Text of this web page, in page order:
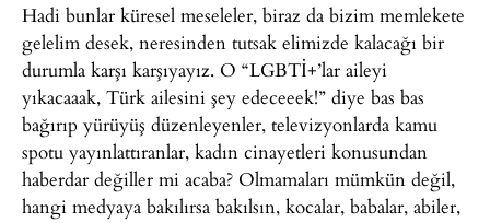
Hadi bunlar küresel meseleler, biraz da bizim memlekete
gelelim desek, neresinden tutsak elimizde kalacağı bir
durumla karşı karşıyayız. O “LGBTİ+’lar aileyi
yıkacaaak, Türk ailesini şey edeceeek!” diye bas bas
bağırıp yürüyüş düzenleyenler, televizyonlarda kamu
spotu yayınlattıranlar, kadın cinayetleri konusundan
haberdar değiller mi acaba? Olmamaları mümkün değil,
hangi medyaya bakılırsa bakılsın, kocalar, babalar, abiler,